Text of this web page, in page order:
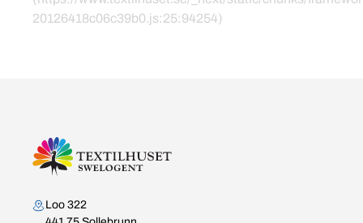
20126418c06c39b0.js:25:94254)
Kontakta oss
Loo 322